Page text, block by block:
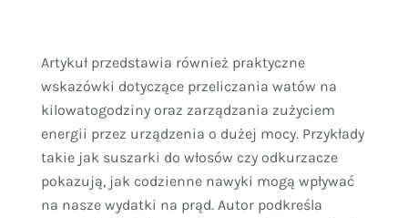
Artykuł przedstawia również praktyczne
wskazówki dotyczące przeliczania watów na
kilowatogodziny oraz zarządzania zużyciem
energii przez urządzenia o dużej mocy. Przykłady
takie jak suszarki do włosów czy odkurzacze
pokazują, jak codzienne nawyki mogą wpływać
na nasze wydatki na prąd. Autor podkreśla